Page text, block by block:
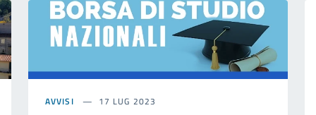
AVVISI 17 LUG 2023